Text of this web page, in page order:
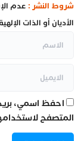
شروط النشر : عدم
الأديان أو الذات
احفظ اسمي،
المتصفح